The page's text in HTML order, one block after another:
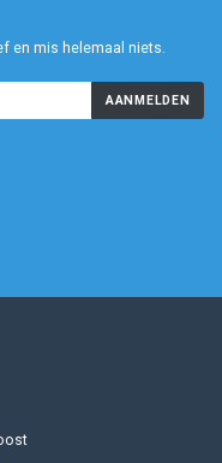
en mis helemaal niets.
AANMELDEN